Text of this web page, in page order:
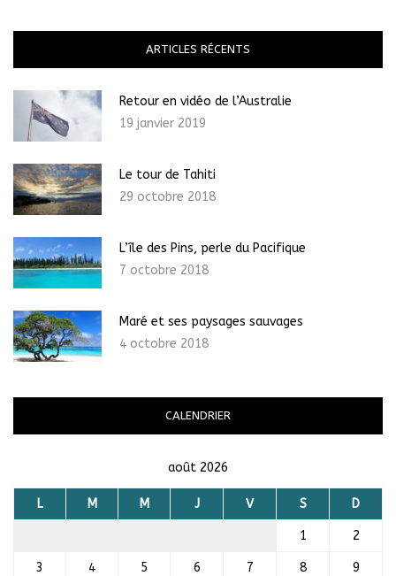
ARTICLES RÉCENTS
Retour en vidéo de l’Australie
19 janvier 2019
Le tour de Tahiti
29 octobre 2018
L’île des Pins, perle du Pacifique
7 octobre 2018
Maré et ses paysages sauvages
4 octobre 2018
CALENDRIER
août 2026
L M M J V S D
1 2
3 4 5 6 7 8 9